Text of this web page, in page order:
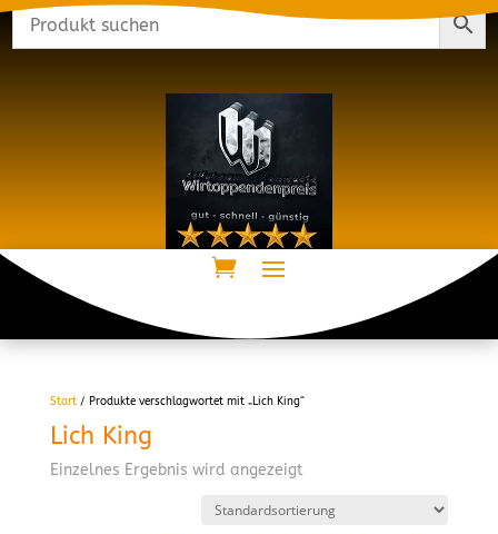
Start/ Produkte verschlagwortet mit „Lich King“
Lich King
Einzelnes Ergebnis wird angezeigt